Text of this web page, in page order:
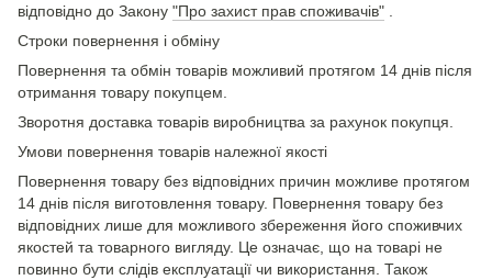
відповідно до Закону "Про захист прав споживачів"
Строки повернення і обміну
Повернення та обмін товарів можливий протягом 14 днів після
отримання товару покупцем.
Зворотня доставка товарів виробництва за рахунок покупця.
Умови повернення товарів належної якості
Повернення товару без відповідних причин можливе протягом
14 днів після виготовлення товару. Повернення товару без
відповідних лише для можливого збереження його споживчих
якостей та товарного вигляду. Це означає, що на товарі не
повинно бути слідів експлуатації чи використання. Також